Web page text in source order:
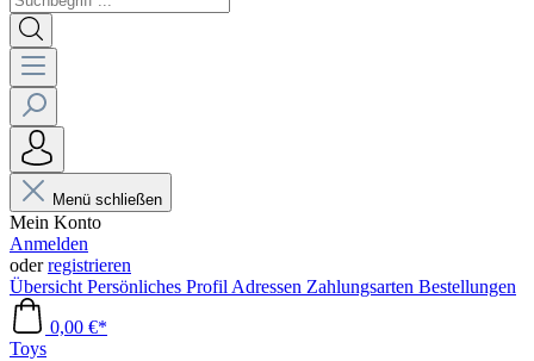
Menü schließen
Mein Konto
Anmelden
oderregistrieren
Übersicht Persönliches Profil Adressen Zahlungsarten Bestellungen
0,00 €*
Toys